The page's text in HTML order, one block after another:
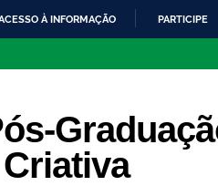
À INFORMAÇÃO PARTICIPE